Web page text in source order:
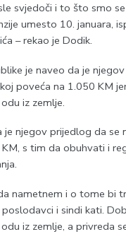
svjedoči i to što smo
umesto 10. januara,
– rekao je Dodik.
je naveo da je
poveća na 1.050 KM
iz zemlje.
je njegov prijedlog da se
s tim da obuhvati i
nametnem i o tome bi
i sindi kati.
iz zemlje, a privreda